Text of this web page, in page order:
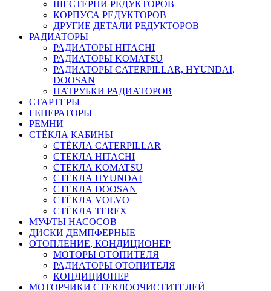
ШЕСТЕРНИ РЕДУКТОРОВ
КОРПУСА РЕДУКТОРОВ
ДРУГИЕ ДЕТАЛИ РЕДУКТОРОВ
РАДИАТОРЫ
РАДИАТОРЫ HITACHI
РАДИАТОРЫ KOMATSU
РАДИАТОРЫ CATERPILLAR, HYUNDAI,
DOOSAN
ПАТРУБКИ РАДИАТОРОВ
СТАРТЕРЫ
ГЕНЕРАТОРЫ
РЕМНИ
СТЁКЛА КАБИНЫ
СТЁКЛА CATERPILLAR
СТЁКЛА HITACHI
СТЁКЛА KOMATSU
СТЁКЛА HYUNDAI
СТЁКЛА DOOSAN
СТЁКЛА VOLVO
СТЁКЛА TEREX
МУФТЫ НАСОСОВ
ДИСКИ ДЕМПФЕРНЫЕ
ОТОПЛЕНИЕ, КОНДИЦИОНЕР
МОТОРЫ ОТОПИТЕЛЯ
РАДИАТОРЫ ОТОПИТЕЛЯ
КОНДИЦИОНЕР
МОТОРЧИКИ СТЕКЛООЧИСТИТЕЛЕЙ